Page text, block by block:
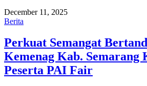
December 11, 2025
Berita
Perkuat Semangat
Kemenag Kab. Semarang
Peserta PAI Fair